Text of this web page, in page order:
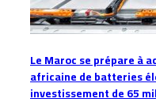
Le Maroc se prépare à
africaine de batteries
investissement de 65